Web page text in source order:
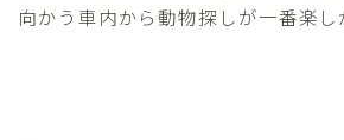
向かう車内から動物探しが一番楽し